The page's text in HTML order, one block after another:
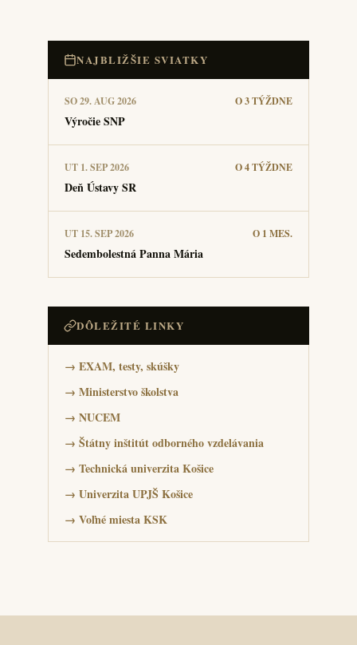
NAJBLIŽŠIE SVIATKY
SO 29. AUG 2026 O 3 TÝŽDNE
Výročie SNP
UT 1. SEP 2026 O 4 TÝŽDNE
Deň Ústavy SR
UT 15. SEP 2026 O 1 MES.
Sedembolestná Panna Mária
DÔLEŽITÉ LINKY
→ EXAM, testy, skúšky
→ Ministerstvo školstva
→ NUCEM
→ Štátny inštitút odborného vzdelávania
→ Technická univerzita Košice
→ Univerzita UPJŠ Košice
→ Voľné miesta KSK